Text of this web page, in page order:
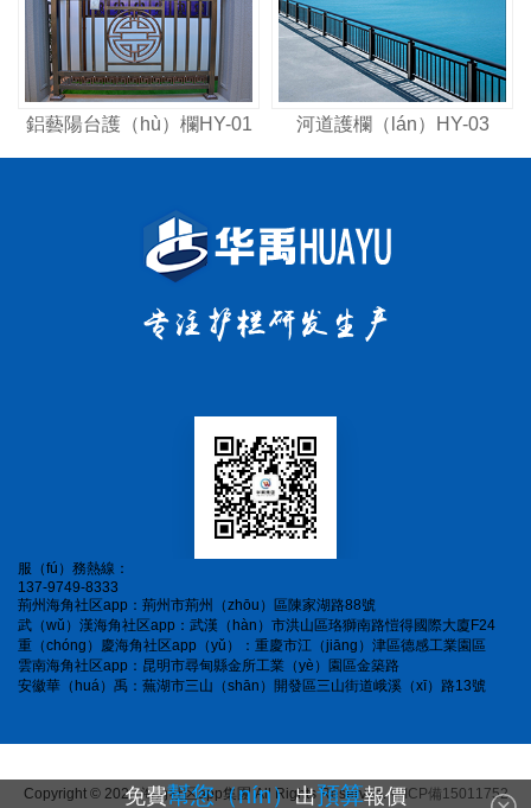
鋁藝陽台護（hù）欄HY-01 河道護欄（lán）HY-03
免費幫您（nín）出預算報價
服（fú）務熱線：
137-9749-8333
荊州海角社区app：荊州市荊州（zhōu）區陳家湖路88號
武（wǔ）漢海角社区app：武漢（hàn）市洪山區珞獅南路愷得國際大廈F24
重（chóng）慶海角社区app（yǔ）：重慶市江（jiāng）津區德感工業園區
雲南海角社区app：昆明市尋甸縣金所工業（yè）園區金築路
安徽華（huá）禹：蕪湖市三山（shān）開發區三山街道峨溪（xī）路13號
Copyright © 2023 海角社区app集團 All Rights Reserved.鄂ICP備15011752